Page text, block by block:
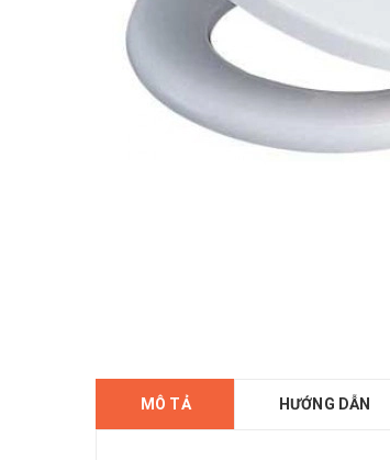
MÔ TẢ HƯỚNG DẪN